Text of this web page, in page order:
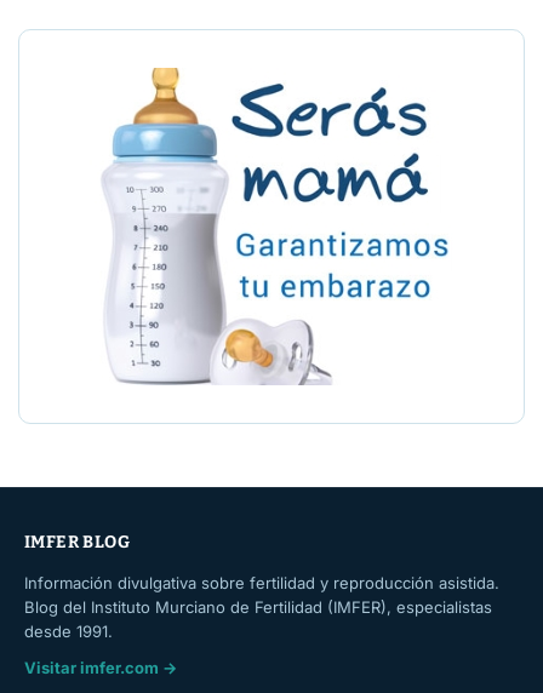
IMFER BLOG
Información divulgativa sobre fertilidad y reproducción asistida.
Blog del Instituto Murciano de Fertilidad (IMFER), especialistas
desde 1991.
Visitar imfer.com →